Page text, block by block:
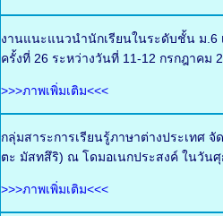
งานแนะแนวนำนักเรียนในระดับชั้น ม.6
ครั้งที่ 26 ระหว่างวันที่ 11-12 กรกฎาค
>>>ภาพเพิ่มเติม<<<
กลุ่มสาระการเรียนรู้ภาษาต่างประเทศ จั
ตะ มัสทสึริ) ณ โดมอเนกประสงค์ ในวันศุ
>>>ภาพเพิ่มเติม<<<